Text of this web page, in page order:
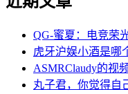
QG-蜜夏：电竞荣
虎牙沪娱小酒是哪
ASMRClaudy的视
丸子君，你觉得自